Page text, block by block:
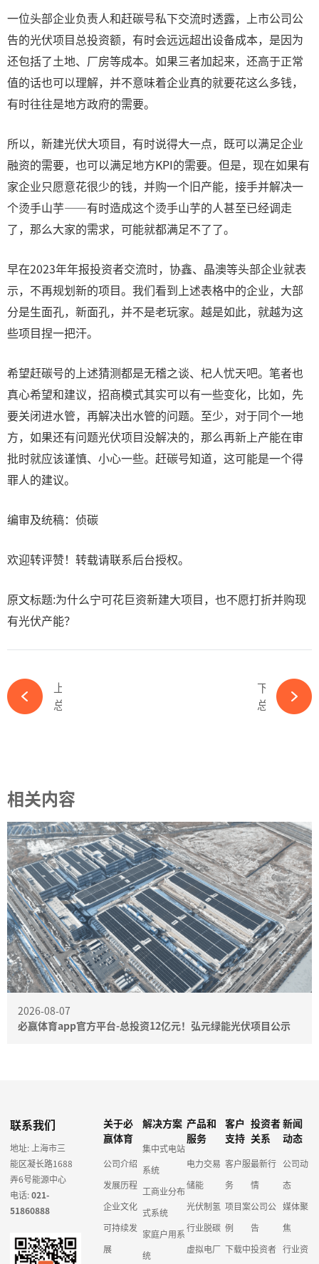
一位头部企业负责人和赶碳号私下交流时透露，上市公司公
告的光伏项目总投资额，有时会远远超出设备成本，是因为
还包括了土地、厂房等成本。如果三者加起来，还高于正常
值的话也可以理解，并不意味着企业真的就要花这么多钱，
有时往往是地方政府的需要。
所以，新建光伏大项目，有时说得大一点，既可以满足企业
融资的需要，也可以满足地方KPI的需要。但是，现在如果有
家企业只愿意花很少的钱，并购一个旧产能，接手并解决一
个烫手山芋——有时造成这个烫手山芋的人甚至已经调走
了，那么大家的需求，可能就都满足不了了。
早在2023年年报投资者交流时，协鑫、晶澳等头部企业就表
示，不再规划新的项目。我们看到上述表格中的企业，大部
分是生面孔，新面孔，并不是老玩家。越是如此，就越为这
些项目捏一把汗。
希望赶碳号的上述猜测都是无稽之谈、杞人忧天吧。笔者也
真心希望和建议，招商模式其实可以有一些变化，比如，先
要关闭进水管，再解决出水管的问题。至少，对于同个一地
方，如果还有问题光伏项目没解决的，那么再新上产能在审
批时就应该谨慎、小心一些。赶碳号知道，这可能是一个得
罪人的建议。
编审及统稿：侦碳
欢迎转评赞！转载请联系后台授权。
原文标题:为什么宁可花巨资新建大项目，也不愿打折并购现
有光伏产能？
下一篇
总裁离职！又一光伏国企人事变动！-必赢体育app官方平台
相关内容
2026-08-07
必赢体育app官方平台-总投资12亿元！弘元绿能光伏项目公示
联系我们
地址: 上海市三
能区凝长路1688
弄6号能源中心
电话:021-
51860888
关于必
赢体育
公司介绍
发展历程
企业文化
可持续发
展
解决方案
集中式电站
系统
工商业分布
式系统
家庭户用系
统
产品和
服务
电力交易
储能
光伏制氢
行业脱碳
虚拟电厂
客户
支持
客户服
务
项目案
例
下载中
投资者
关系
最新行
情
公司公
告
投资者
新闻
动态
公司动
态
媒体聚
焦
行业资